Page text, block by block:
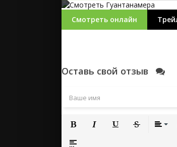
Смотреть онлайн
Оставь свой отзыв
Полужирный